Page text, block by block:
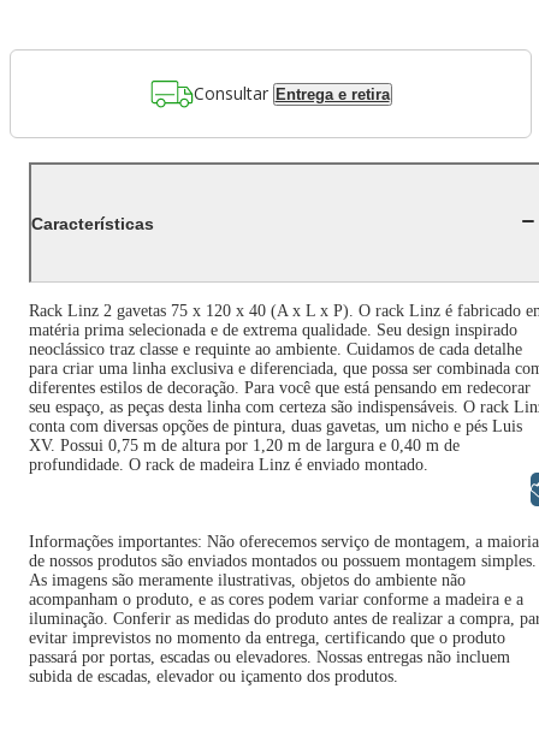
Consultar Entrega e retira
Características
Rack Linz 2 gavetas 75 x 120 x 40 (A x L x P). O rack Linz é fabricado
matéria prima selecionada e de extrema qualidade. Seu design inspirado
neoclássico traz classe e requinte ao ambiente. Cuidamos de cada detalhe
para criar uma linha exclusiva e diferenciada, que possa ser combinada
diferentes estilos de decoração. Para você que está pensando em redecorar
seu espaço, as peças desta linha com certeza são indispensáveis. O rack
conta com diversas opções de pintura, duas gavetas, um nicho e pés Luis
XV. Possui 0,75 m de altura por 1,20 m de largura e 0,40 m de
profundidade. O rack de madeira Linz é enviado montado.
Informações importantes: Não oferecemos serviço de montagem, a maioria
de nossos produtos são enviados montados ou possuem montagem simples.
As imagens são meramente ilustrativas, objetos do ambiente não
acompanham o produto, e as cores podem variar conforme a madeira e a
iluminação. Conferir as medidas do produto antes de realizar a compra,
evitar imprevistos no momento da entrega, certificando que o produto
passará por portas, escadas ou elevadores. Nossas entregas não incluem
subida de escadas, elevador ou içamento dos produtos.